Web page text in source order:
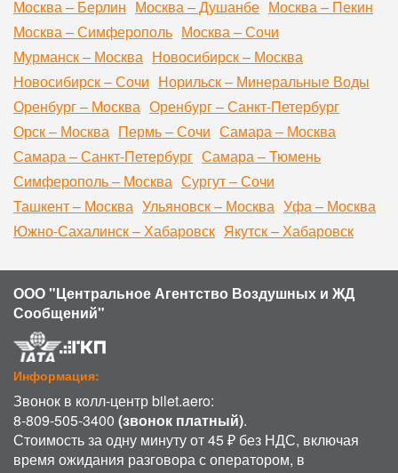
Москва – Берлин Москва – Душанбе Москва – Пекин
Москва – Симферополь Москва – Сочи
Мурманск – Москва Новосибирск – Москва
Новосибирск – Сочи Норильск – Минеральные Воды
Оренбург – Москва Оренбург – Санкт-Петербург
Орск – Москва Пермь – Сочи Самара – Москва
Самара – Санкт-Петербург Самара – Тюмень
Симферополь – Москва Сургут – Сочи
Ташкент – Москва Ульяновск – Москва Уфа – Москва
Южно-Сахалинск – Хабаровск Якутск – Хабаровск
ООО "Центральное Агентство Воздушных и ЖД
Сообщений"
Информация:
Звонок в колл-центр bilet.aero:
8-809-505-3400 (звонок платный).
Стоимость за одну минуту от 45 ₽ без НДС, включая
время ожидания разговора с оператором, в